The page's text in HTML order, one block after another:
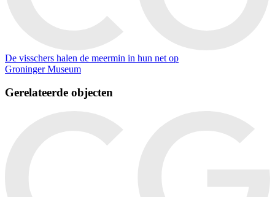
De visschers halen de meermin in hun net op
Groninger Museum
Gerelateerde objecten